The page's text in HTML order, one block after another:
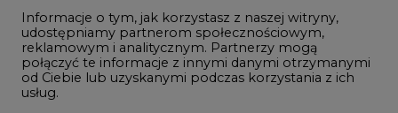
Gospodarka
Geopolityka
LTE450
Informacje o tym, jak korzystasz z naszej witryny,
udostępniamy partnerom społecznościowym,
reklamowym i analitycznym. Partnerzy mogą
połączyć te informacje z innymi danymi otrzymanymi
od Ciebie lub uzyskanymi podczas korzystania z ich
usług.